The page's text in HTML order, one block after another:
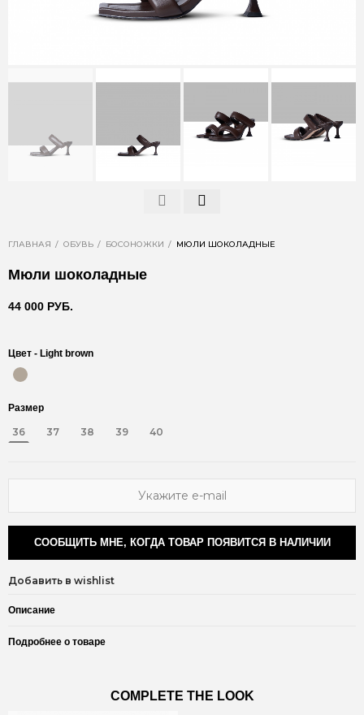
ГЛАВНАЯ ОБУВЬ БОСОНОЖКИ МЮЛИ ШОКОЛАДНЫЕ
Мюли шоколадные
44 000 РУБ.
Цвет - Light brown
Размер
36 37 38 39 40
СООБЩИТЬ МНЕ, КОГДА ТОВАР ПОЯВИТСЯ В НАЛИЧИИ
Добавить в wishlist
Описание
Подробнее о товаре
COMPLETE THE LOOK